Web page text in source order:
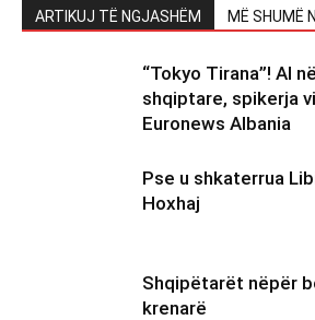
ARTIKUJ TË NGJASHËM MË SHUMË
“Tokyo Tirana”! AI
shqiptare, spikerja
Euronews Albania
Pse u shkaterrua
Hoxhaj
Shqipëtarët nëpër
krenarë